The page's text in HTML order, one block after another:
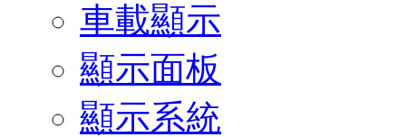
車載顯示
顯示面板
顯示系統